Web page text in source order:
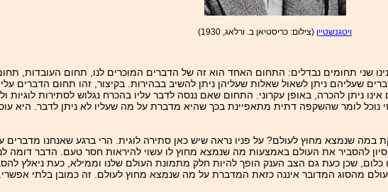
ויטגנשטיין (צילום: כריסטיאן ב. ורלאג, 1930)
שני תחומים נבדלים: התחום האחד הוא זה של הדברים המוכרים לנו, תחום העובדות,
שעליהם ניתן לשאול שאלות שעליהן ניתן להשיב בבהירות. בקיצור, זהו תחום הדברים
ניתן להכרה, באופן עקרוני. התחום שאם ננסה לדבר עליו בהכרח נגלוש לסתירות לוגיות
לומר שהשקפה דתית מתאפיינת בכך שהיא מדברת על מה שעליו לא ניתן לדבר. היא
שנמצא מחוץ לעולם? על פניו נראה שיש כאן סתירה לוגית. הרי ברגע שאנחנו מדברים
להסביר את העולם באמצעות מה שנמצא מחוץ לו עשוי להיראות חסר טעם. הדבר דומה
שכן כעת גם הצב הענק הופך להיות חלק מתמונת העולם שלנו וממילא, כעת ניאלץ
מהסוג המדובר איננה כזאת המדברת על מה שנמצא מחוץ לעולם. זה כמובן בלתי